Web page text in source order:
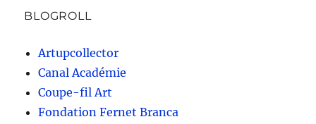
BLOGROLL
Artupcollector
Canal Académie
Coupe-fil Art
Fondation Fernet Branca